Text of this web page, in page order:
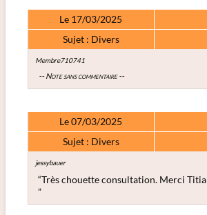
Le 17/03/2025
Sujet : Divers
Membre710741
-- Note sans commentaire --
Le 07/03/2025
Sujet : Divers
jessybauer
“Très chouette consultation. Merci Titia
”